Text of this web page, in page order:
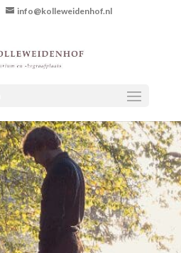
info@kolleweidenhof.nl